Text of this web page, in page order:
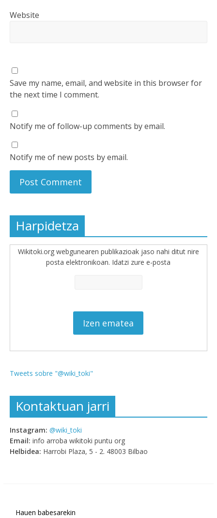
Website
Save my name, email, and website in this browser for
the next time I comment.
Notify me of follow-up comments by email.
Notify me of new posts by email.
Harpidetza
Wikitoki.org webgunearen publikazioak jaso nahi ditut nire
posta elektronikoan. Idatzi zure e-posta
Tweets sobre "@wiki_toki"
Kontaktuan jarri
Instagram: @wiki_toki
Email: info arroba wikitoki puntu org
Helbidea: Harrobi Plaza, 5 - 2. 48003 Bilbao
Hauen babesarekin